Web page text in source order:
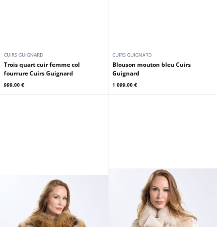
CUIRS GUIGNARD
Trois quart cuir femme col
fourrure Cuirs Guignard
999,00 €
CUIRS GUIGNARD
Blouson mouton bleu Cuirs
Guignard
1 099,00 €